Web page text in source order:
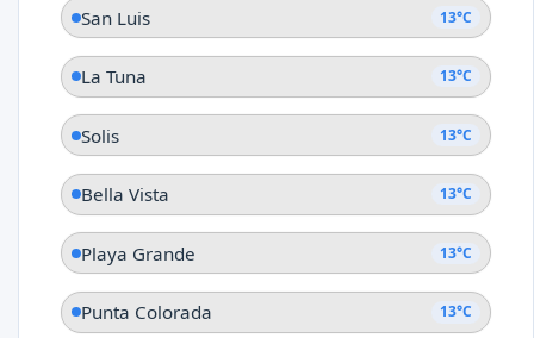
San Luis 13°C
La Tuna 13°C
Solis 13°C
Bella Vista 13°C
Playa Grande 13°C
Punta Colorada 13°C